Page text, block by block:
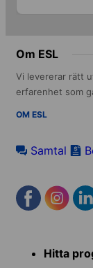
Om ESL
Vi levererar rätt
erfarenhet som
OM ESL
Samtal
menu Hitta